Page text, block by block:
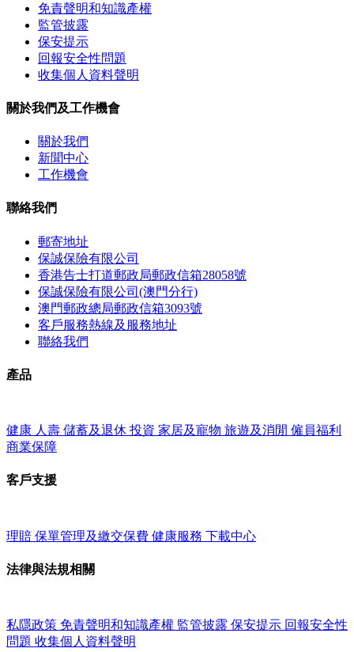
免責聲明和知識產權
監管披露
保安提示
回報安全性問題
收集個人資料聲明
關於我們及工作機會
關於我們
新聞中心
工作機會
聯絡我們
郵寄地址
保誠保險有限公司
香港告士打道郵政局郵政信箱28058號
保誠保險有限公司(澳門分行)
澳門郵政總局郵政信箱3093號
客戶服務熱線及服務地址
聯絡我們
產品
健康 人壽 儲蓄及退休 投資 家居及寵物 旅遊及消閒 僱員福利
商業保障
客戶支援
理賠 保單管理及繳交保費 健康服務 下載中心
法律與法規相關
私隱政策 免責聲明和知識產權 監管披露 保安提示 回報安全性
問題 收集個人資料聲明